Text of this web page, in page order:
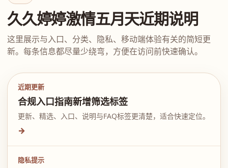
久久婷婷激情五月天近期说明
这里展示与入口、分类、隐私、移动端体验有关的简短更
新。每条信息都尽量少绕弯，方便在访问前快速确认。
近期更新
合规入口指南新增筛选标签
更新、精选、入口、说明与FAQ标签更清楚，适合快速定位。
→
隐私提示